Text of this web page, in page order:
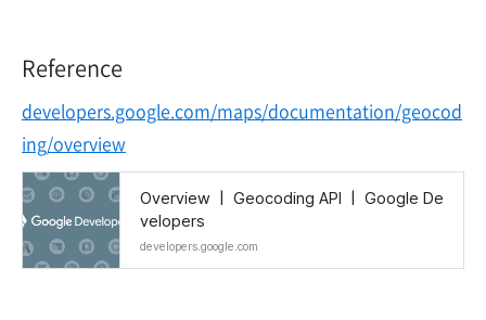
Reference
developers.google.com/maps/documentation/geocod
ing/overview
Overview | Geocoding API | Google De
velopers
developers.google.com